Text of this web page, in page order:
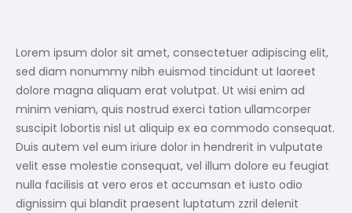
Lorem ipsum dolor sit amet, consectetuer adipiscing elit,
sed diam nonummy nibh euismod tincidunt ut laoreet
dolore magna aliquam erat volutpat. Ut wisi enim ad
minim veniam, quis nostrud exerci tation ullamcorper
suscipit lobortis nisl ut aliquip ex ea commodo consequat.
Duis autem vel eum iriure dolor in hendrerit in vulputate
velit esse molestie consequat, vel illum dolore eu feugiat
nulla facilisis at vero eros et accumsan et iusto odio
dignissim qui blandit praesent luptatum zzril delenit